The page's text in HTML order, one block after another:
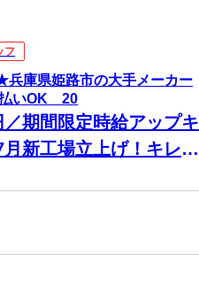
フ
庫県姫路市の大手メーカー
いOK 20
期間限定時給アップキ
新工場立上げ！キレイ